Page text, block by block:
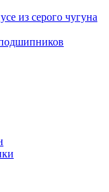
из серого чугуна